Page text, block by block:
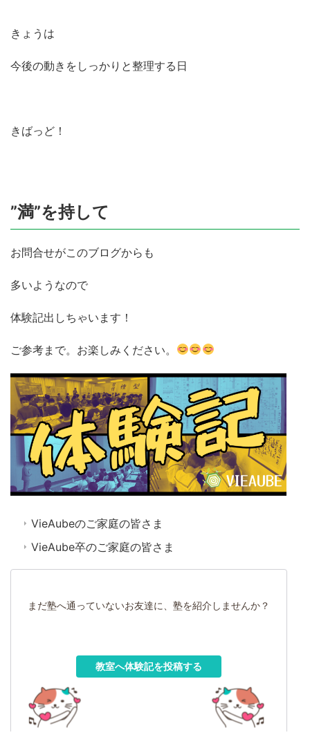
きょうは
今後の動きをしっかりと整理する日
きばっど！
”満”を持して
お問合せがこのブログからも
多いようなので
体験記出しちゃいます！
ご参考まで。お楽しみください。
VieAubeのご家庭の皆さま
VieAube卒のご家庭の皆さま
まだ塾へ通っていないお友達に、塾を紹介しませんか？
教室へ体験記を投稿する